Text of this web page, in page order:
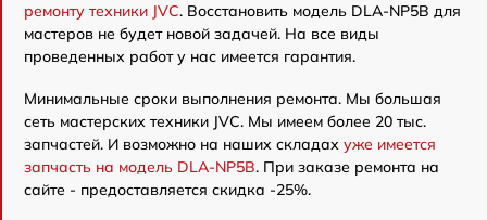
ремонту техники JVC. Восстановить модель DLA-NP5B для
мастеров не будет новой задачей. На все виды
проведенных работ у нас имеется гарантия.
Минимальные сроки выполнения ремонта. Мы большая
сеть мастерских техники JVC. Мы имеем более 20 тыс.
запчастей. И возможно на наших складах уже имеется
запчасть на модель DLA-NP5B. При заказе ремонта на
сайте - предоставляется скидка -25%.